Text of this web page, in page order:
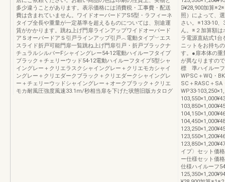
多少違うことがあります。表示価格には消費税・工事費・配送
費は含まれていません。ワイドオーバードアS5型・ラフィーネ
タイプ全長や重量が一定基準を超えるものについては、別途運
賃がかかります。跳ね上げ門扉ラインアップワイドオーバード
アＳオーバードアＳ引戸ラインアップ引戸︿電動タイプ﹀エス
スライド折戸可能門扉一覧跳ね上げ門扉引戸・折戸ブラックナ
チュラルシルバーFシャイングレー54-12電動ハイルーフタイプ
ブラック＋チェリーウッド54-12電動ハイルーフタイプ5型シャ
イングレー＋クリエラスクシャイングレー＋クリエモカシャイ
ングレー＋クリエダークブラック＋クリエダークシャイングレ
ー＋チェリーウッドシャイングレー＋オークブラック＋クリエ
モカ耐風圧強度風速33.1m/秒相当扉を下げた状態旧版カタログ
動̶̶¥28,900加算
照）によって、
さい。※133-10
ん。※２加算額は
ラ電源直結式1台
ニットをお持ち
す。●扉本体の重
が異なりますの
標 準ハイルーフ
WPSC＋WQ・
SC＋RASC＋SA
WP33-
イプ〉セット価
ー仕様セット価
仕様ハイルーフ